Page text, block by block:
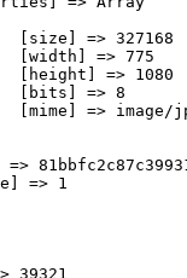
[size] => 327168
[width] => 775
[height] => 1080
[bits] => 8
[mime] => image/
=>
=> 1
39321